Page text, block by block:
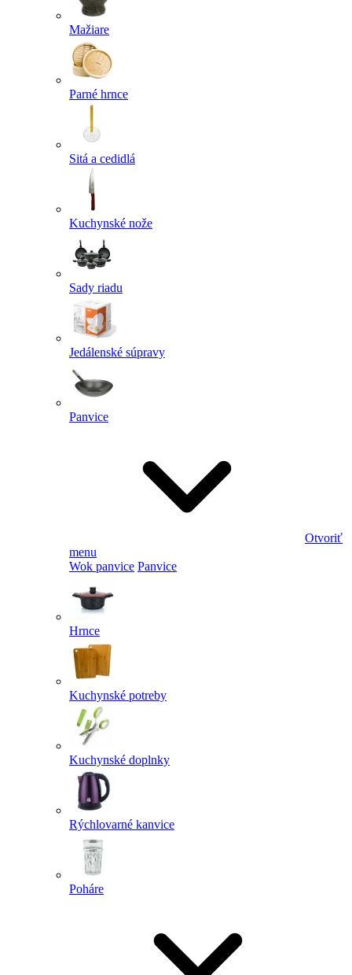
Mažiare
Parné hrnce
Sitá a cedidlá
Kuchynské nože
Sady riadu
Jedálenské súpravy
Panvice
Otvoriť
menu
Wok panvice Panvice
Hrnce
Kuchynské potreby
Kuchynské doplnky
Rýchlovarné kanvice
Poháre